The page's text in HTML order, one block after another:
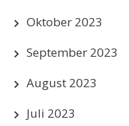
Oktober 2023
September 2023
August 2023
Juli 2023